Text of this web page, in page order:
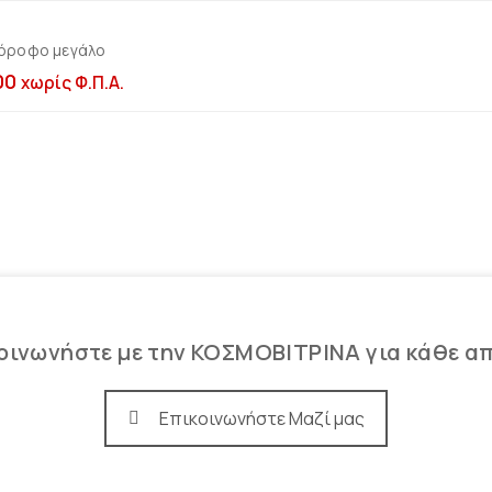
μεγάλο
χωρίς Φ.Π.Α.
με την ΚΟΣΜΟΒΙΤΡΙΝΑ για κάθε
Επικοινωνήστε Μαζί μας